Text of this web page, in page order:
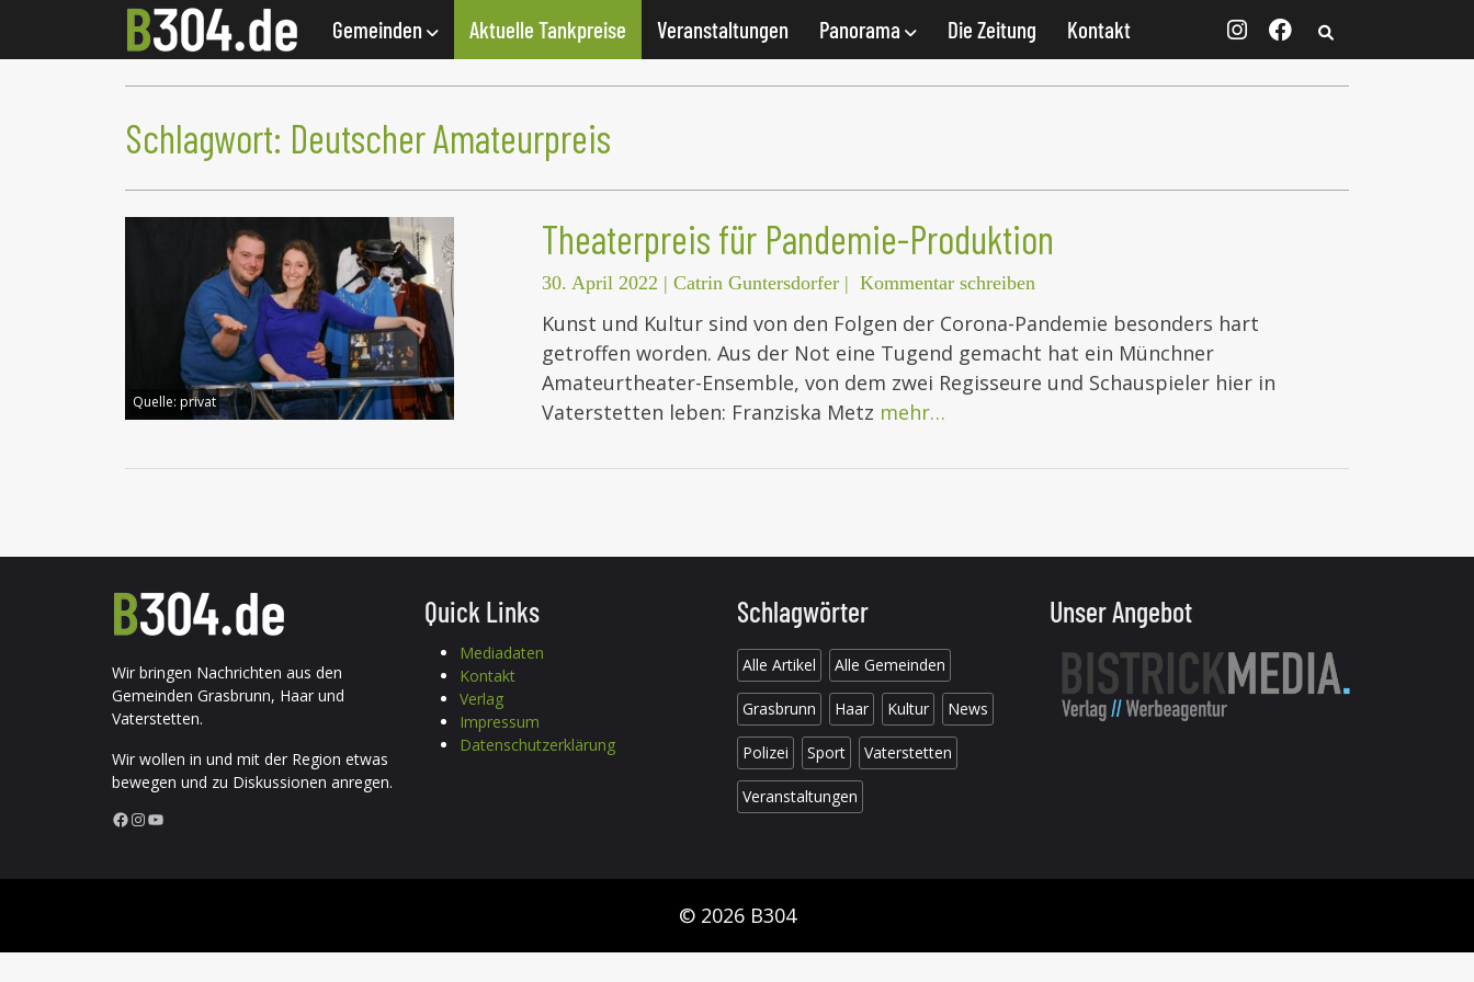
Gemeinden Aktuelle Tankpreise Veranstaltungen Panorama Die Zeitung Kontakt
Schlagwort: Deutscher Amateurpreis
Quelle: privat
Theaterpreis für Pandemie-Produktion
30. April 2022 | Catrin Guntersdorfer | Kommentar schreiben
Kunst und Kultur sind von den Folgen der Corona-Pandemie besonders hart
getroffen worden. Aus der Not eine Tugend gemacht hat ein Münchner
Amateurtheater-Ensemble, von dem zwei Regisseure und Schauspieler hier in
Vaterstetten leben: Franziska Metz mehr…
Wir bringen Nachrichten aus den
Gemeinden Grasbrunn, Haar und
Vaterstetten.
Wir wollen in und mit der Region etwas
bewegen und zu Diskussionen anregen.
Facebook InstagramYouTube
Quick Links
Mediadaten
Kontakt
Verlag
Impressum
Datenschutzerklärung
Schlagwörter
Alle Artikel Alle Gemeinden
Grasbrunn Haar Kultur News
Polizei Sport Vaterstetten
Veranstaltungen
Unser Angebot
© 2026 B304